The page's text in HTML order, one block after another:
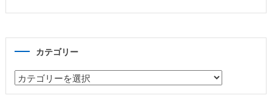
カテゴリー
カ
テ